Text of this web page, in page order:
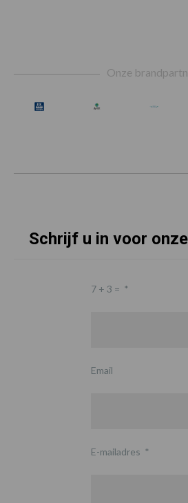
Onze
Schrijf u in voor
7 + 3 = *
Email
E-mailadres *